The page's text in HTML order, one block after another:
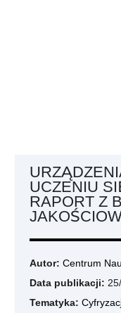
UCZENIU
RAPORT Z
Autor: Centrum
Data publikacji:
Tematyka: